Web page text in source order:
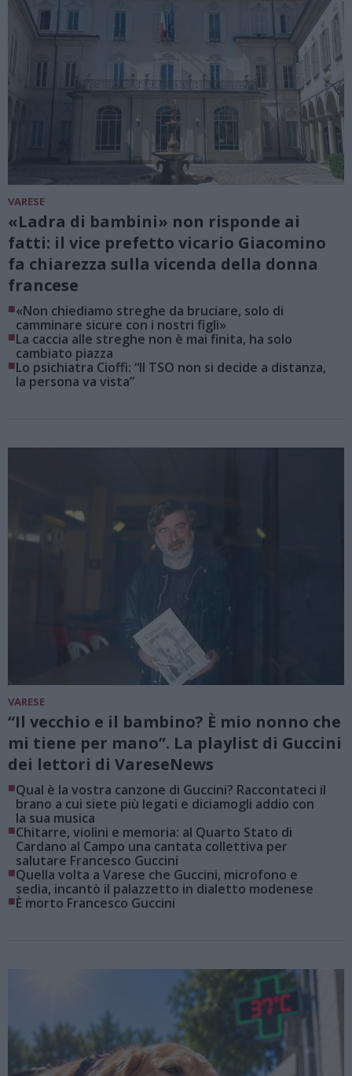
VARESE
«Ladra di bambini» non risponde ai
fatti: il vice prefetto vicario Giacomino
fa chiarezza sulla vicenda della donna
francese
■«Non chiediamo streghe da bruciare, solo di
camminare sicure con i nostri figli»
■La caccia alle streghe non è mai finita, ha solo
cambiato piazza
■Lo psichiatra Cioffi: “Il TSO non si decide a distanza,
la persona va vista”
VARESE
“Il vecchio e il bambino? È mio nonno che
mi tiene per mano”. La playlist di Guccini
dei lettori di VareseNews
■Qual è la vostra canzone di Guccini? Raccontateci il
brano a cui siete più legati e diciamogli addio con
la sua musica
■Chitarre, violini e memoria: al Quarto Stato di
Cardano al Campo una cantata collettiva per
salutare Francesco Guccini
■Quella volta a Varese che Guccini, microfono e
sedia, incantò il palazzetto in dialetto modenese
■È morto Francesco Guccini